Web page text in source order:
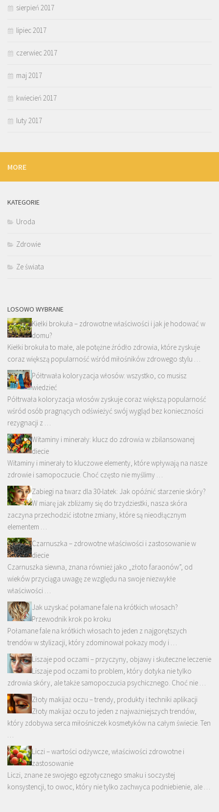
sierpień 2017
lipiec 2017
czerwiec 2017
maj 2017
kwiecień 2017
luty 2017
MORE
KATEGORIE
Uroda
Zdrowie
Ze świata
LOSOWO WYBRANE
Kiełki brokuła – zdrowotne właściwości i jak je hodować w
domu?
Kiełki brokuła to małe, ale potężne źródło zdrowia, które zyskuje
coraz większą popularność wśród miłośników zdrowego stylu …
Półtrwała koloryzacja włosów: wszystko, co musisz
wiedzieć
Półtrwała koloryzacja włosów zyskuje coraz większą popularność
wśród osób pragnących odświeżyć swój wygląd bez konieczności
rezygnacji z …
Witaminy i minerały: klucz do zdrowia w zbilansowanej
diecie
Witaminy i minerały to kluczowe elementy, które wpływają na nasze
zdrowie i samopoczucie. Choć często nie myślimy …
Zabiegi na twarz dla 30-latek: Jak opóźnić starzenie skóry?
W miarę jak zbliżamy się do trzydziestki, nasza skóra
zaczyna przechodzić istotne zmiany, które są nieodłącznym
elementem …
Czarnuszka – zdrowotne właściwości i zastosowanie w
diecie
Czarnuszka siewna, znana również jako „złoto faraonów”, od
wieków przyciąga uwagę ze względu na swoje niezwykłe
właściwości …
Jak uzyskać połamane fale na krótkich włosach?
Przewodnik krok po kroku
Połamane fale na krótkich włosach to jeden z najgorętszych
trendów w stylizacji, który zdominował pokazy mody i …
Liszaje pod oczami – przyczyny, objawy i skuteczne leczenie
Liszaje pod oczami to problem, który dotyka nie tylko
zdrowia skóry, ale także samopoczucia psychicznego. Choć nie …
Złoty makijaż oczu – trendy, produkty i techniki aplikacji
Złoty makijaż oczu to jeden z najważniejszych trendów,
który zdobywa serca miłośniczek kosmetyków na całym świecie. Ten
…
Liczi – wartości odżywcze, właściwości zdrowotne i
zastosowanie
Liczi, znane ze swojego egzotycznego smaku i soczystej
konsystencji, to owoc, który nie tylko zachwyca podniebienie, ale …